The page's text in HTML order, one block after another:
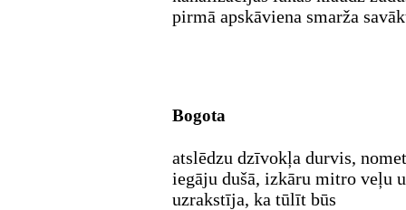
pirmā apskāviena smarža
Bogota
atslēdzu dzīvokļa durvis,
iegāju dušā, izkāru mitro veļu
uzrakstīja, ka tūlīt būs